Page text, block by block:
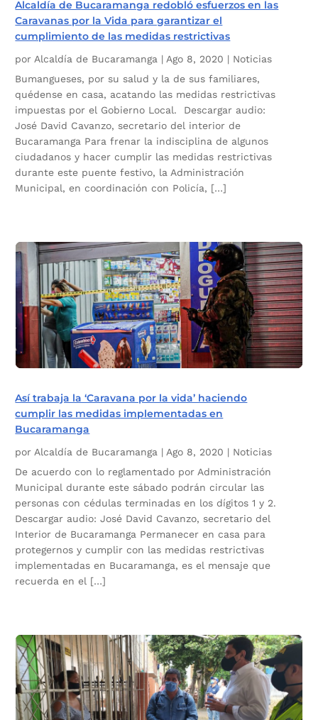
Alcaldía de Bucaramanga redobló esfuerzos en las
Caravanas por la Vida para garantizar el
cumplimiento de las medidas restrictivas
por Alcaldía de Bucaramanga | Ago 8, 2020 | Noticias
Bumangueses, por su salud y la de sus familiares,
quédense en casa, acatando las medidas restrictivas
impuestas por el Gobierno Local. Descargar audio:
José David Cavanzo, secretario del interior de
Bucaramanga Para frenar la indisciplina de algunos
ciudadanos y hacer cumplir las medidas restrictivas
durante este puente festivo, la Administración
Municipal, en coordinación con Policía, […]
Así trabaja la ‘Caravana por la vida’ haciendo
cumplir las medidas implementadas en
Bucaramanga
por Alcaldía de Bucaramanga | Ago 8, 2020 | Noticias
De acuerdo con lo reglamentado por Administración
Municipal durante este sábado podrán circular las
personas con cédulas terminadas en los dígitos 1 y 2.
Descargar audio: José David Cavanzo, secretario del
Interior de Bucaramanga Permanecer en casa para
protegernos y cumplir con las medidas restrictivas
implementadas en Bucaramanga, es el mensaje que
recuerda en el […]